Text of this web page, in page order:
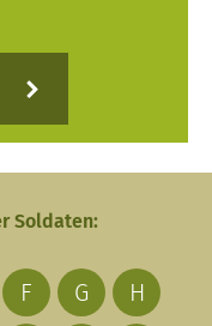
Soldaten:
F G
H